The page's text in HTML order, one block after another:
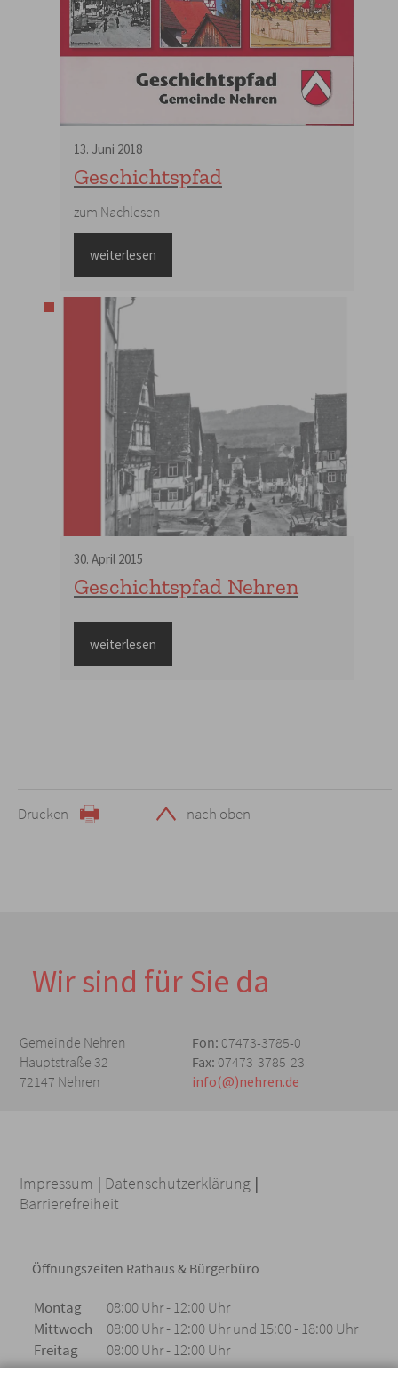
13. Juni 2018
Geschichtspfad
zum Nachlesen
weiterlesen
30. April 2015
Geschichtspfad Nehren
weiterlesen
Drucken nach oben
Wir sind für Sie da
Gemeinde Nehren
Hauptstraße 32
72147 Nehren
Fon: 07473-3785-0
Fax: 07473-3785-23
info(@)nehren.de
Impressum | Datenschutzerklärung |
Barrierefreiheit
Öffnungszeiten Rathaus & Bürgerbüro
Montag
08:00 Uhr - 12:00 Uhr
Mittwoch
08:00 Uhr - 12:00 Uhr und 15:00 - 18:00 Uhr
Freitag
08:00 Uhr - 12:00 Uhr